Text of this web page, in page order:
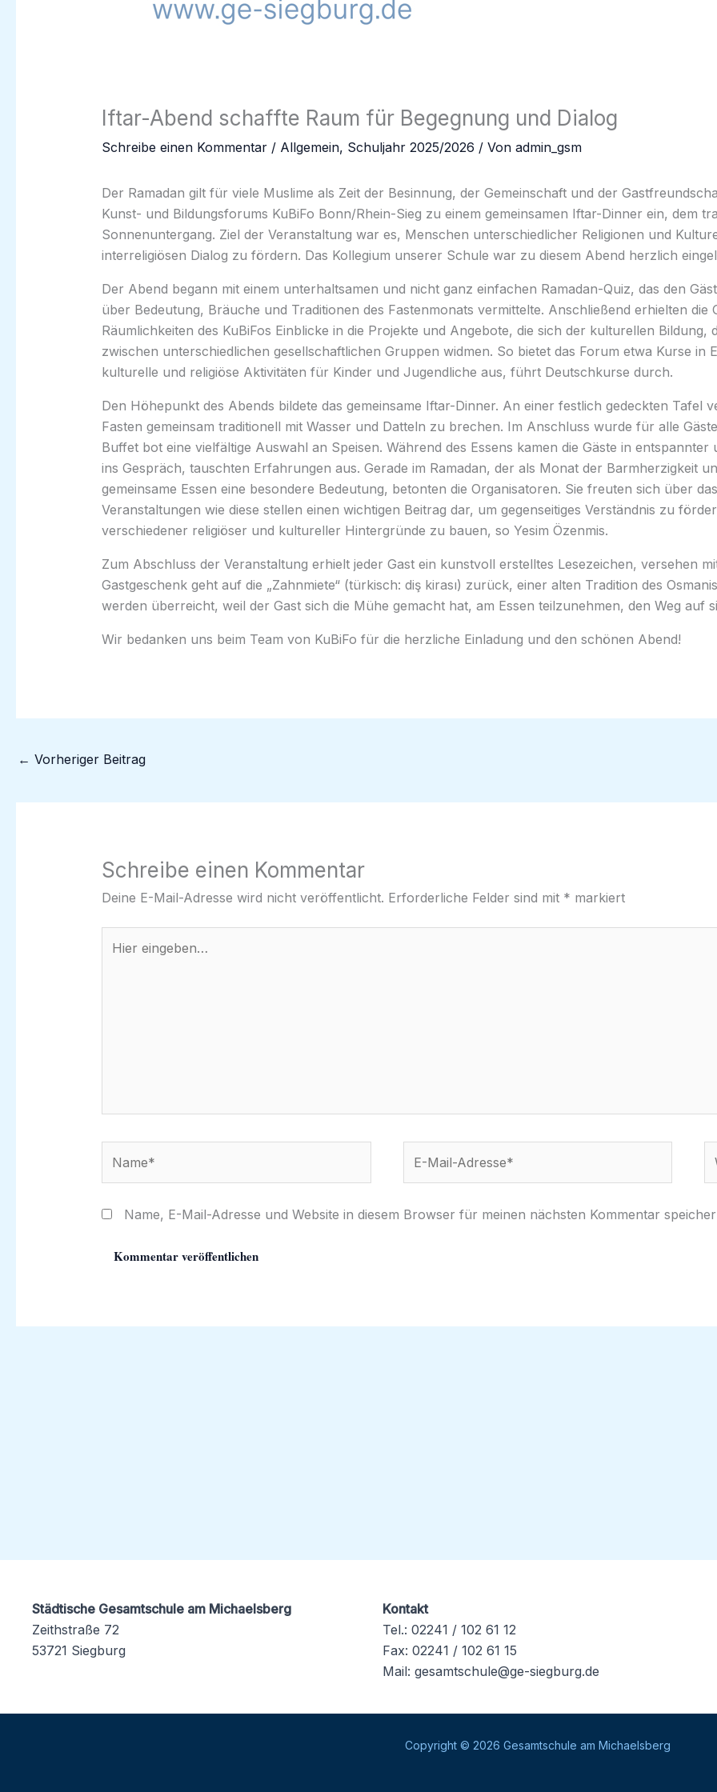
Iftar-Abend schaffte Raum für Begegnung und Dialog
Schreibe einen Kommentar / Allgemein, Schuljahr 2025/2026 / Von admin_gsm
Der Ramadan gilt für viele Muslime als Zeit der Besinnung, der Gemeinschaft und der
Kunst- und Bildungsforums KuBiFo Bonn/Rhein-Sieg zu einem gemeinsamen Iftar-Dinner ein, dem
Sonnenuntergang. Ziel der Veranstaltung war es, Menschen unterschiedlicher Religionen und
interreligiösen Dialog zu fördern. Das Kollegium unserer Schule war zu diesem Abend herzlich
Der Abend begann mit einem unterhaltsamen und nicht ganz einfachen Ramadan-Quiz, das den
über Bedeutung, Bräuche und Traditionen des Fastenmonats vermittelte. Anschließend erhielten die
Räumlichkeiten des KuBiFos Einblicke in die Projekte und Angebote, die sich der kulturellen Bildung,
zwischen unterschiedlichen gesellschaftlichen Gruppen widmen. So bietet das Forum etwa Kurse in
kulturelle und religiöse Aktivitäten für Kinder und Jugendliche aus, führt Deutschkurse durch.
Den Höhepunkt des Abends bildete das gemeinsame Iftar-Dinner. An einer festlich gedeckten Tafel
Fasten gemeinsam traditionell mit Wasser und Datteln zu brechen. Im Anschluss wurde für alle
Buffet bot eine vielfältige Auswahl an Speisen. Während des Essens kamen die Gäste in
ins Gespräch, tauschten Erfahrungen aus. Gerade im Ramadan, der als Monat der Barmherzigkeit
gemeinsame Essen eine besondere Bedeutung, betonten die Organisatoren. Sie freuten sich über
Veranstaltungen wie diese stellen einen wichtigen Beitrag dar, um gegenseitiges Verständnis zu
verschiedener religiöser und kultureller Hintergründe zu bauen, so Yesim Özenmis.
Zum Abschluss der Veranstaltung erhielt jeder Gast ein kunstvoll erstelltes Lesezeichen, versehen
Gastgeschenk geht auf die „Zahnmiete“ (türkisch: diş kirası) zurück, einer alten Tradition des
werden überreicht, weil der Gast sich die Mühe gemacht hat, am Essen teilzunehmen, den Weg auf
Wir bedanken uns beim Team von KuBiFo für die herzliche Einladung und den schönen Abend!
← Vorheriger Beitrag
Schreibe einen Kommentar
Deine E-Mail-Adresse wird nicht veröffentlicht. Erforderliche Felder sind mit * markiert
eingeben…
Mail-
Name, E-Mail-Adresse und Website in diesem Browser für meinen nächsten Kommentar
Städtische Gesamtschule am Michaelsberg
Zeithstraße 72
53721 Siegburg
Kontakt
Tel.: 02241 / 102 61 12
Fax: 02241 / 102 61 15
Mail: gesamtschule@ge-siegburg.de
Copyright © 2026 Gesamtschule am Michaelsberg